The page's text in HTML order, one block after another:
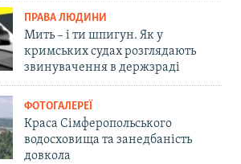
ПРАВА ЛЮДИНИ
Мить – і ти шпигун. Як у
кримських судах розглядають
звинувачення в держзраді
ФОТОГАЛЕРЕЇ
Краса Сімферопольського
водосховища та занедбаність
довкола